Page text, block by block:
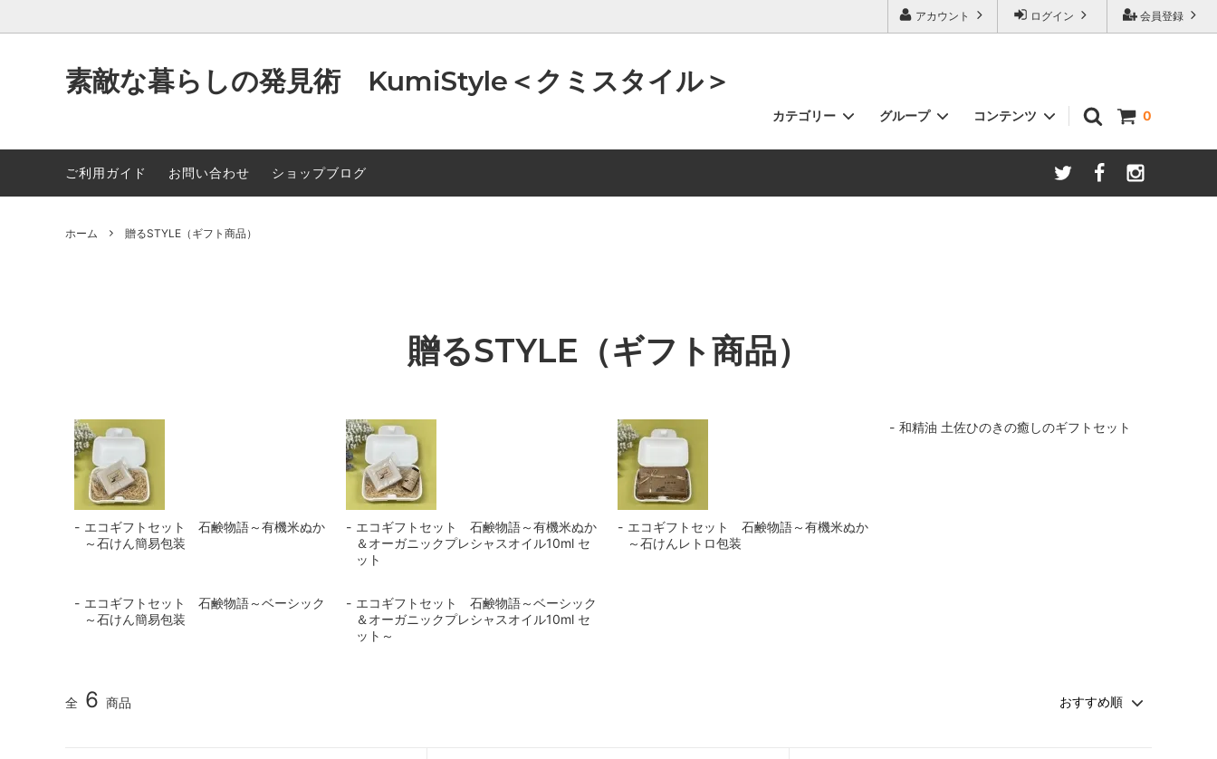
会員登録
ログイン
アカウント
素敵な暮らしの発見術 KumiStyle＜クミスタイル＞
0
カテゴリー
洗うSTYLE (洗顔石鹸） 潤すスタイルSTYLE（美容オイルなど） 贈るSTYLE（ギフト商品）
ー）
グループ
～1000 ～3000
コンテンツ
製法のお話 オイルのツボ クミスタイル消臭物語shoes
ご利用ガイド お問い合わせ ショップブログ
ホーム 贈るSTYLE（ギフト商品）
贈るSTYLE（ギフト商品）
エコギフトセット 石鹸物語～有機米ぬか
～石けん簡易包装
エコギフトセット 石鹸物語～有機米ぬか
＆オーガニックプレシャスオイル10ml セ
ット
エコギフトセット 石鹸物語～有機米ぬか
～石けんレトロ包装
和精油 土佐ひのきの癒しのギフトセット
エコギフトセット 石鹸物語～ベーシック
～石けん簡易包装
エコギフトセット 石鹸物語～ベーシック
＆オーガニックプレシャスオイル10ml セ
ット～
全 6 商品